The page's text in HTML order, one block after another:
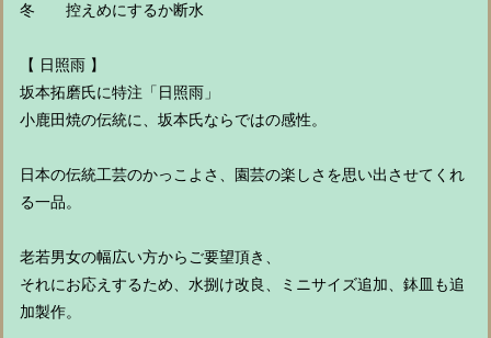
冬 控えめにするか断水
【 日照雨 】
坂本拓磨氏に特注「日照雨」
小鹿田焼の伝統に、坂本氏ならではの感性。
日本の伝統工芸のかっこよさ、園芸の楽しさを思い出させてくれ
る一品。
老若男女の幅広い方からご要望頂き、
それにお応えするため、水捌け改良、ミニサイズ追加、鉢皿も追
加製作。